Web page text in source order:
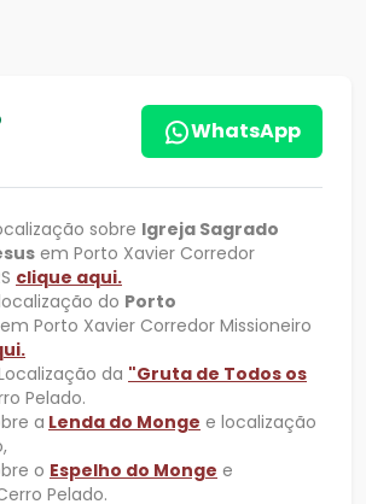
WhatsApp
sobre Igreja Sagrado
em Porto Xavier Corredor
clique aqui.
do Porto
em Porto Xavier Corredor Missioneiro
da "Gruta de Todos os
Pelado.
a Lenda do Monge e localização
o Espelho do Monge e
Pelado.